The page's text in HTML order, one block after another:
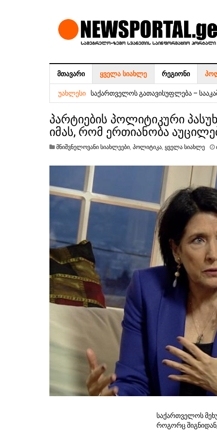
ᲛᲗᲐᲕᲐᲠᲘ ᲧᲕᲔᲚᲐ ᲡᲘᲐᲮᲚᲔ ᲠᲔᲒᲘᲝᲜᲘ
ᲣᲐᲮᲚᲔᲡᲘ
ვგრძნობ ხალხის სიყვარულის
საქართველოს გათავისუფლება –
რეფორმების საბჭოს თავმჯდომარე –
ჟორჟოლიანი
ეროვნული ვალუტის კურსი
5 აგვისტოს სამეგრელოში
პარტიების პოლიტიკური
იმას, რომ ერთიანობა
მნიშვნელოვანი სიახლეები პოლიტიკა ყველა სიახლე
საქართველოს
როგორც